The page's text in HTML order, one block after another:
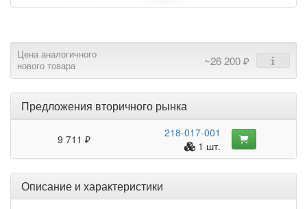
Цена аналогичного
нового товара
~26 200 ₽
Предложения вторичного рынка
9 711 ₽
218-017-001
1 шт.
Описание и характеристики